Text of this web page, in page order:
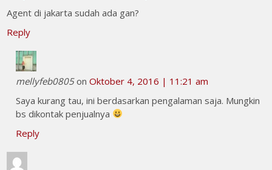
Agent di jakarta sudah ada gan?
Reply
mellyfeb0805onOktober 4, 2016 | 11:21 am
Saya kurang tau, ini berdasarkan pengalaman saja. Mungkin
bs dikontak penjualnya
Reply